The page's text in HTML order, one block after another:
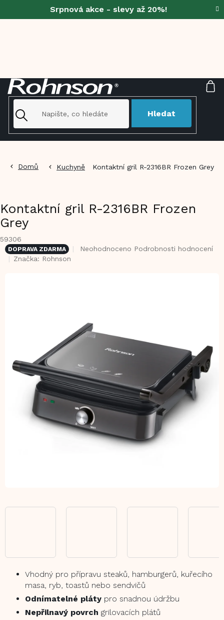
Srpnová akce - slevy až 20%!
Hledat
Domů Kuchyně Kontaktní gril R-2316BR Frozen Grey
Kontaktní gril R-2316BR Frozen
Grey
59306
DOPRAVA ZDARMA
Průměrné
Neohodnoceno Podrobnosti hodnocení
Značka: Rohnson
Vhodný pro přípravu steaků, hamburgerů, kuřecího
masa, ryb, toastů nebo sendvičů
Odnímatelné pláty pro snadnou údržbu
Nepřilnavý povrch grilovacích plátů